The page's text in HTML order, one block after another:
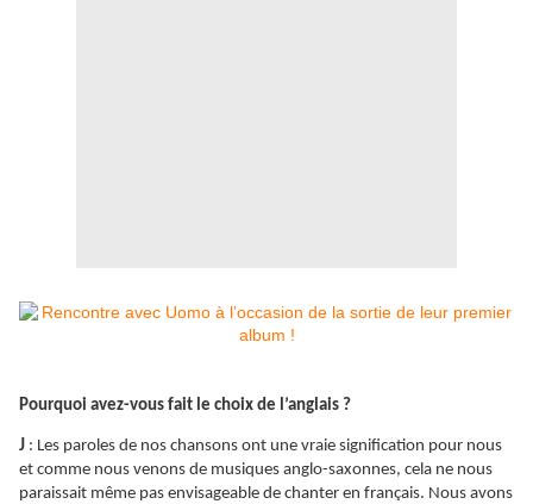
Pourquoi avez-vous fait le choix de l’anglais ?
J : Les paroles de nos chansons ont une vraie signification pour nous
et comme nous venons de musiques anglo-saxonnes, cela ne nous
paraissait même pas envisageable de chanter en français. Nous avons